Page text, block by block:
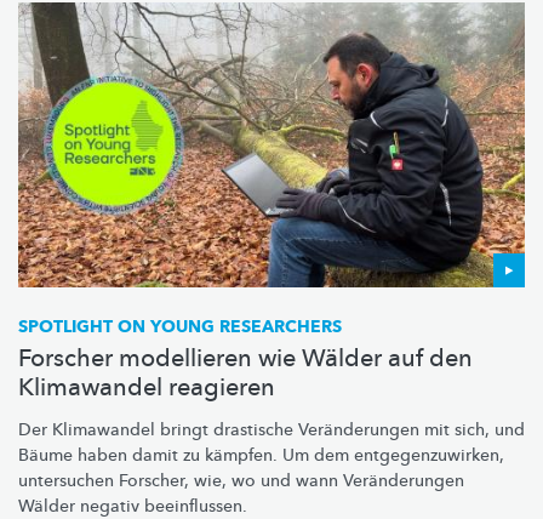
SPOTLIGHT ON YOUNG RESEARCHERS
Forscher modellieren wie Wälder auf den
Klimawandel reagieren
Der Klimawandel bringt drastische Veränderungen mit sich, und
Bäume haben damit zu kämpfen. Um dem entgegenzuwirken,
untersuchen Forscher, wie, wo und wann Veränderungen
Wälder negativ beeinflussen.